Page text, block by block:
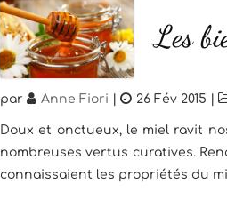
Les
par Anne Fiori 26 Fév 2015
Doux et onctueux, le miel ravit
nombreuses vertus curatives.
connaissaient les propriétés du